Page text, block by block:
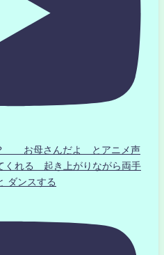
？ お母さんだよ とアニメ声
くれる 起き上がりながら両手
ダンスする